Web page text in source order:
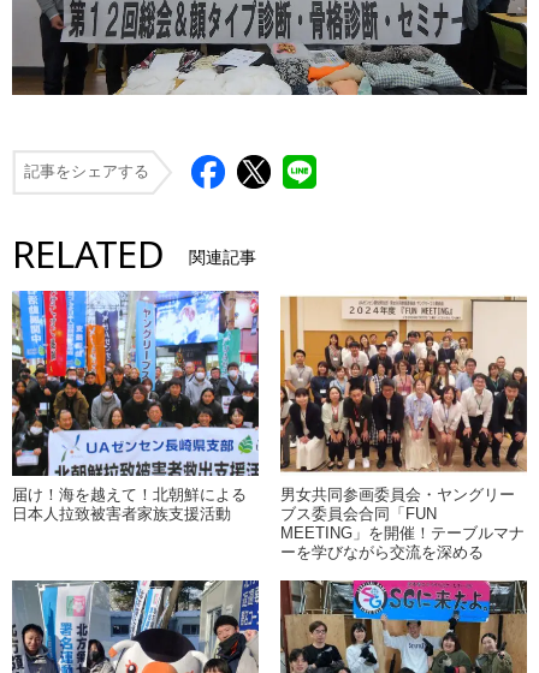
記事をシェアする
RELATED 関連記事
届け！海を越えて！北朝鮮による
日本人拉致被害者家族支援活動
男女共同参画委員会・ヤングリー
ブス委員会合同「FUN
MEETING」を開催！テーブルマナ
ーを学びながら交流を深める